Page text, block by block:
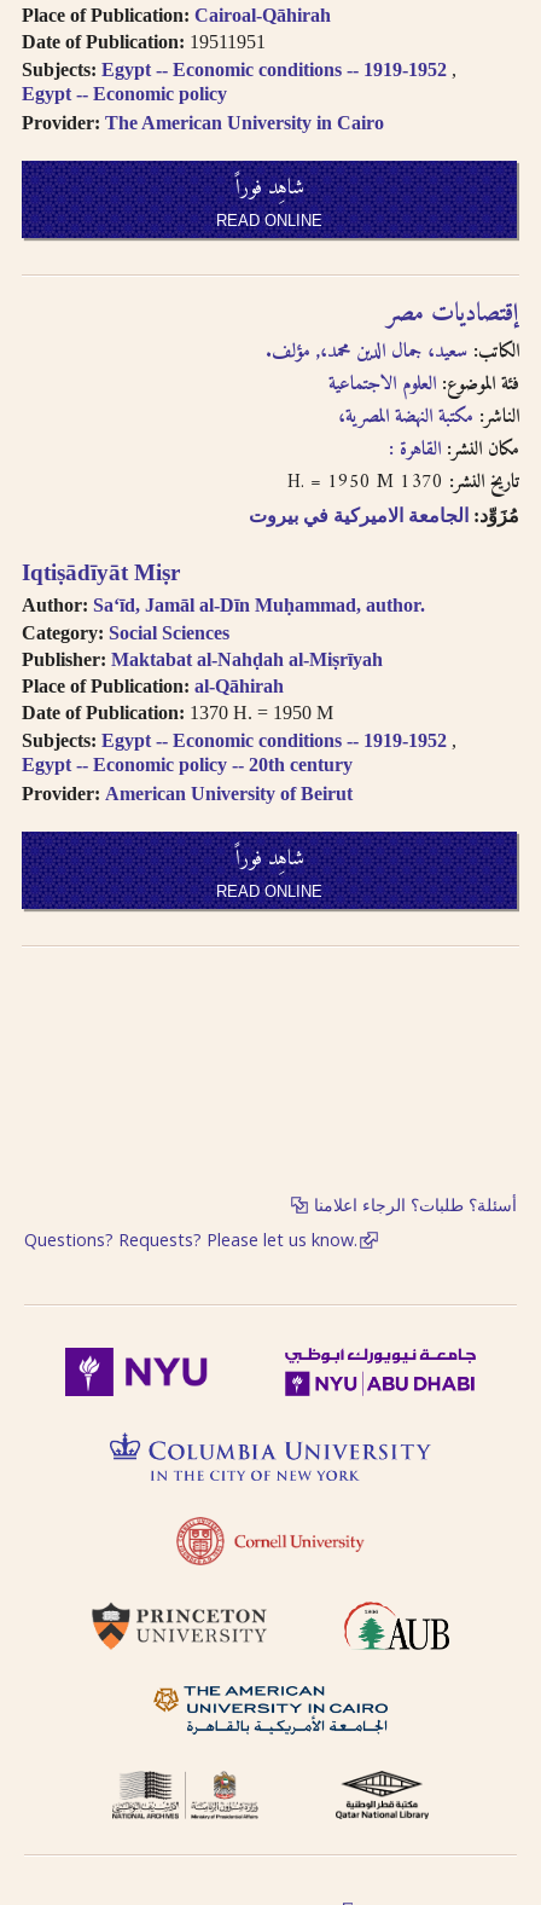
Place of Publication: Cairoal-Qāhirah
Date of Publication: 19511951
Subjects: Egypt -- Economic conditions -- 1919-1952
Egypt -- Economic policy
Provider: The American University in Cairo
شاهِد فوراً
READ ONLINE
Iqtiṣādīyāt Miṣr
Author: Saʻīd, Jamāl al-Dīn Muḥammad, author.
Category: Social Sciences
Publisher: Maktabat al-Nahḍah al-Miṣrīyah
Place of Publication: al-Qāhirah
Date of Publication: 1370 H. = 1950 M
Subjects: Egypt -- Economic conditions -- 1919-1952
Egypt -- Economic policy -- 20th century
Provider: American University of Beirut
شاهِد فوراً
READ ONLINE
إقتصاديات مصر
الكاتب: سعيد، جمال الدين محمد،, مؤلف.
فئة الموضوع: العلوم الاجتماعية
الناشر: مكتبة النهضة المصرية،
مكان النشر: القاهرة :
تاريخ النشر:
مُزَوِّد: الجامعة الاميركية في بيروت
أسئلة؟ طلبات؟ الرجاء اعلامنا
Questions? Requests? Please let us know.